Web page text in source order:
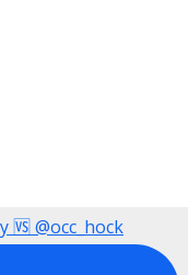
🆚 @occ_hock